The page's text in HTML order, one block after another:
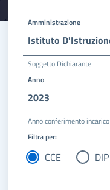
Amministrazione
Soggetto Dichiarante
Anno
2023
Anno conferimento incarico
Filtra per:
CCE DIP